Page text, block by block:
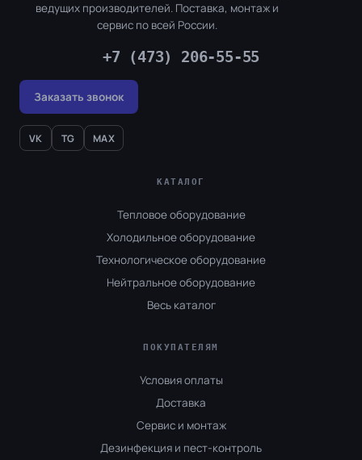
ведущих производителей. Поставка, монтаж и
сервис по всей России.
+7 (473) 206-55-55
Заказать звонок
VK TG MAX
КАТАЛОГ
Тепловое оборудование
Холодильное оборудование
Технологическое оборудование
Нейтральное оборудование
Весь каталог
ПОКУПАТЕЛЯМ
Условия оплаты
Доставка
Сервис и монтаж
Дезинфекция и пест-контроль